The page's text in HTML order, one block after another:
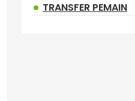
TRANSFER PEMAIN